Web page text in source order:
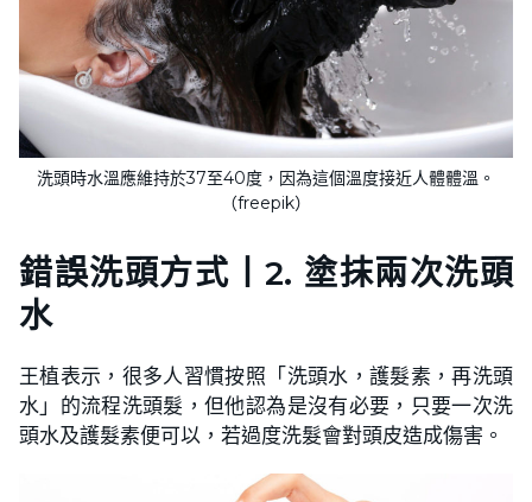
洗頭時水溫應維持於37至40度，因為這個溫度接近人體體溫。
（freepik）
錯誤洗頭方式 丨2. 塗抹兩次洗頭
水
王植表示，很多人習慣按照「洗頭水，護髮素，再洗頭
水」的流程洗頭髮，但他認為是沒有必要，只要一次洗
頭水及護髮素便可以，若過度洗髮會對頭皮造成傷害。